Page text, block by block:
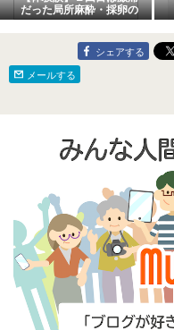
だった局所麻酔・採卵の
話｜体外受精・ふりかけ
法
シェアする
メールする